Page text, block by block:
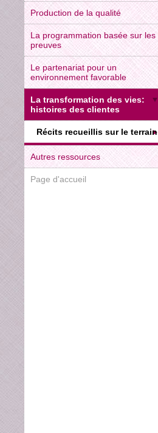
Production de la qualité
La programmation basée sur les
preuves
Le partenariat pour un
environnement favorable
La transformation des vies:
histoires des clientes
Récits recueillis sur le terrain
Autres ressources
Page d'accueil